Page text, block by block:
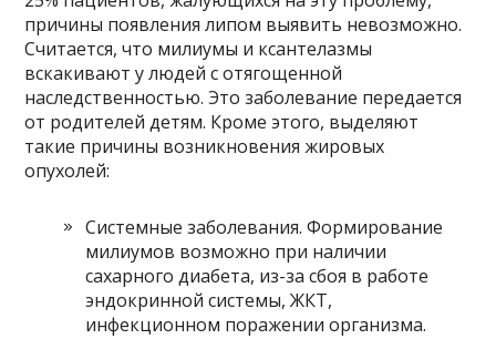
причины появления липом выявить невозможно.
Считается, что милиумы и ксантелазмы
вскакивают у людей с отягощенной
наследственностью. Это заболевание передается
от родителей детям. Кроме этого, выделяют
такие причины возникновения жировых
опухолей:
Системные заболевания. Формирование
милиумов возможно при наличии
сахарного диабета, из-за сбоя в работе
эндокринной системы, ЖКТ,
инфекционном поражении организма.